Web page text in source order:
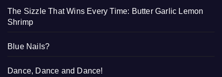
The Sizzle That Wins Every Time: Butter Garlic Lemon
Shrimp
Blue Nails?
Dance, Dance and Dance!